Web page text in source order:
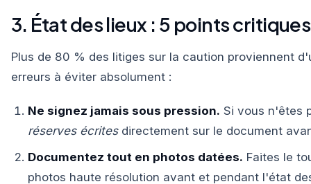
3. État des lieux : 5 points critiques
Plus de 80 % des litiges sur la caution proviennent
erreurs à éviter absolument :
Ne signez jamais sous pression. Si vous n'êtes
réserves écritesdirectement sur le document
Documentez tout en photos datées. Faites le
photos haute résolution avant et pendant l'état